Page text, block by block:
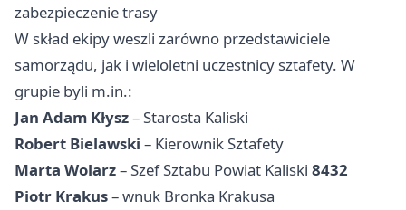
zabezpieczenie trasy
W skład ekipy weszli zarówno przedstawiciele
samorządu, jak i wieloletni uczestnicy sztafety. W
grupie byli m.in.:
Jan Adam Kłysz– Starosta Kaliski
Robert Bielawski – Kierownik Sztafety
Marta Wolarz– Szef Sztabu Powiat Kaliski 8432
Piotr Krakus– wnuk Bronka Krakusa